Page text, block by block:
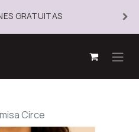
GRATUITAS
Circe